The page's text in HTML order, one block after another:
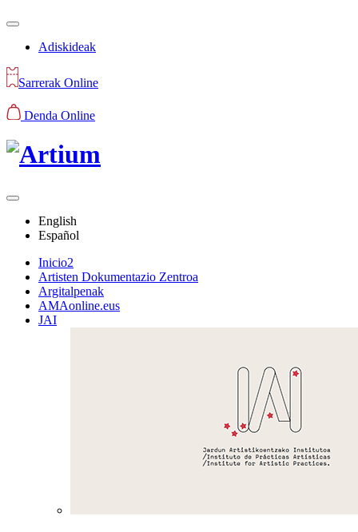
Adiskideak
Sarrerak Online
Denda Online
English
Español
Inicio2
Artisten Dokumentazio Zentroa
Argitalpenak
AMAonline.eus
JAI